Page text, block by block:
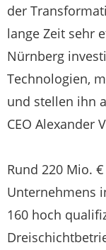
der
lange Zeit sehr
Nürnberg
Technologien,
und stellen ihn
CEO Alexander
Rund 220 Mio.
Unternehmens
160 hoch